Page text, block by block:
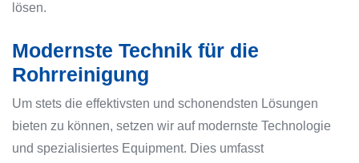
lösen.
Modernste Technik für die
Rohrreinigung
Um stets die effektivsten und schonendsten Lösungen
bieten zu können, setzen wir auf modernste Technologie
und spezialisiertes Equipment. Dies umfasst